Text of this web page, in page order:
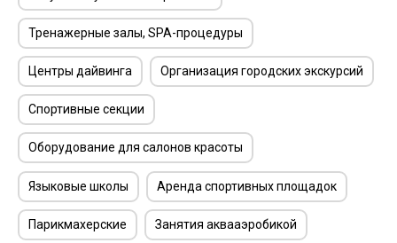
Тренажерные залы, SPA-процедуры
Центры дайвинга Организация городских экскурсий
Спортивные секции
Оборудование для салонов красоты
Языковые школы Аренда спортивных площадок
Парикмахерские Занятия аквааэробикой